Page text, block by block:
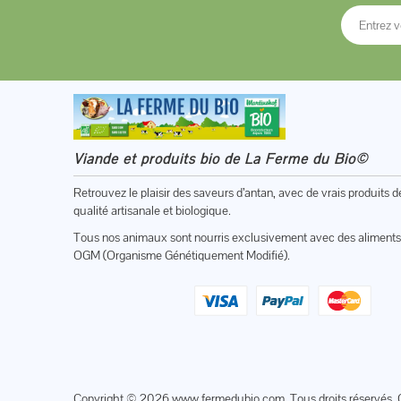
Viande et produits bio de La Ferme du Bio©
Retrouvez le plaisir des saveurs d’antan, avec de vrais produits
qualité artisanale et biologique.
Tous nos animaux sont nourris exclusivement avec des
OGM (Organisme Génétiquement Modifié).